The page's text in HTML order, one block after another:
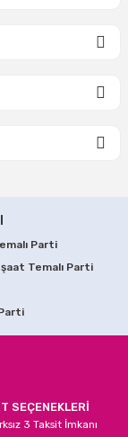
Parti
Temalı Parti
SEÇENEKLERİ
3 Taksit İmkanı